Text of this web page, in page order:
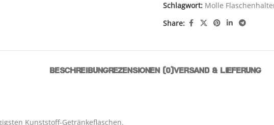
Schlagwort: Molle
Share:
BESCHREIBUNGREZENSIONEN (0)VERSAND & LIEFERUNG
Kunststoff-Getränkeflaschen.